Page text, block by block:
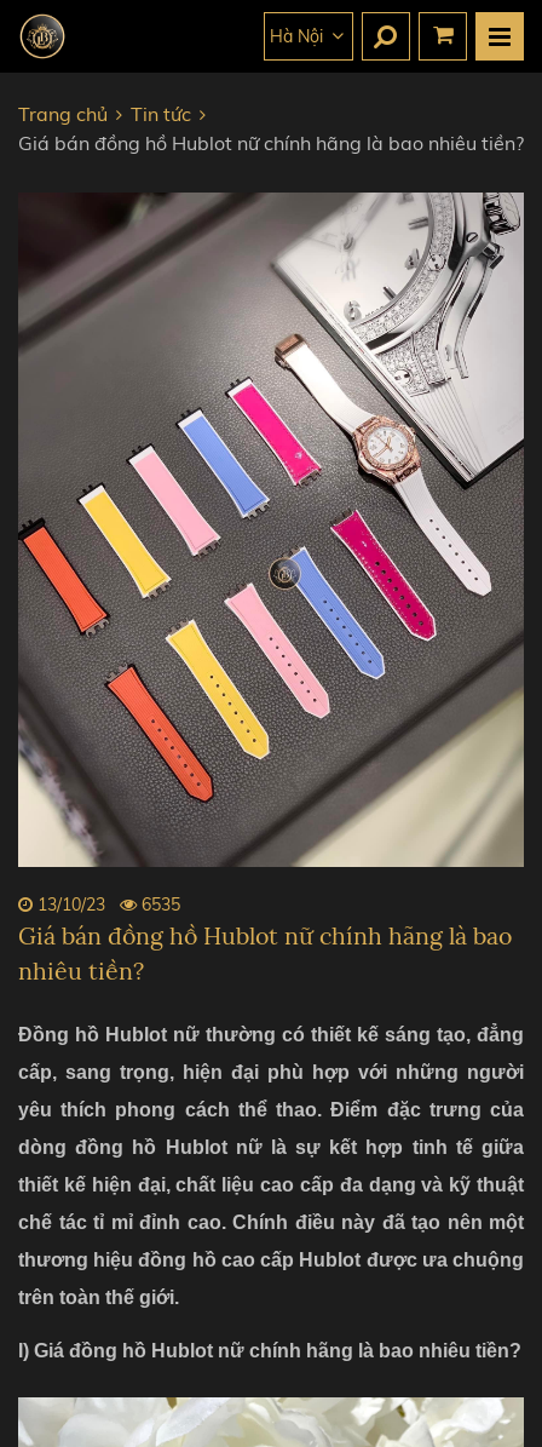
Hà Nội
Trang chủ
Tin tức
Giá bán đồng hồ Hublot nữ chính hãng là bao nhiêu tiền?
13/10/23 6535
Giá bán đồng hồ Hublot nữ chính hãng là bao
nhiêu tiền?
Đồng hồ Hublot nữ thường có thiết kế sáng tạo, đẳng
cấp, sang trọng, hiện đại phù hợp với những người
yêu thích phong cách thể thao. Điểm đặc trưng của
dòng đồng hồ Hublot nữ là sự kết hợp tinh tế giữa
thiết kế hiện đại, chất liệu cao cấp đa dạng và kỹ thuật
chế tác tỉ mỉ đỉnh cao. Chính điều này đã tạo nên một
thương hiệu đồng hồ cao cấp Hublot được ưa chuộng
trên toàn thế giới.
I) Giá đồng hồ Hublot nữ chính hãng là bao nhiêu tiền?